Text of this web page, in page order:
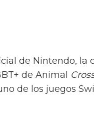
de Nintendo, la
de Animal
de los juegos